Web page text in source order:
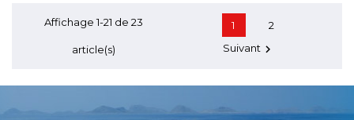
Affichage 1-21 de 23
article(s)
1
2
Suivant